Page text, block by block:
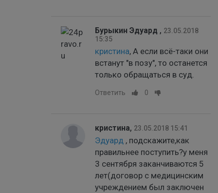
Бурыкин Эдуард , 23.05.2018
15:35
кристина, А если всё-таки они
встанут "в позу", то останется
только обращаться в суд.
Ответить 0
кристина, 23.05.2018 15:41
Эдуард , подскажите,как
правильнее поступить?у меня
3 сентября заканчиваются 5
лет(договор с медицинским
учреждением был заключен